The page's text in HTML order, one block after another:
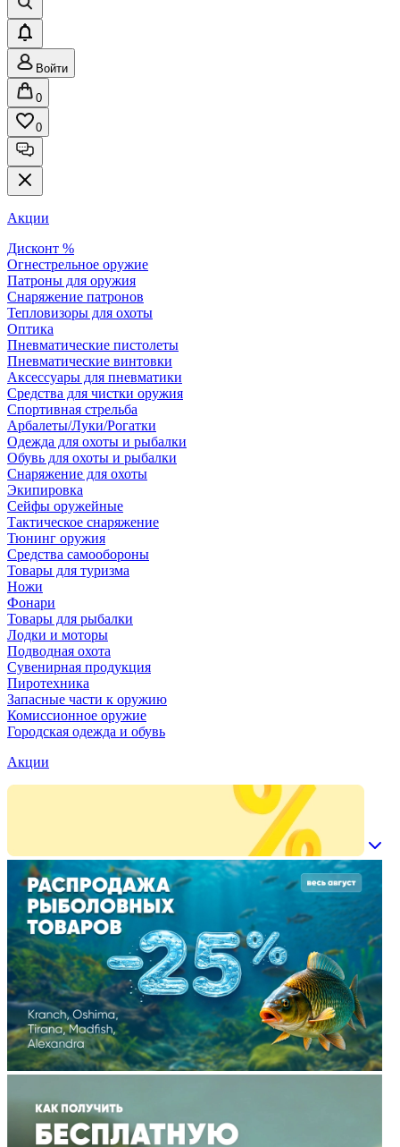
Войти
0
0
Акции
Дисконт %
Огнестрельное оружие
Патроны для оружия
Снаряжение патронов
Тепловизоры для охоты
Оптика
Пневматические пистолеты
Пневматические винтовки
Аксессуары для пневматики
Средства для чистки оружия
Спортивная стрельба
Арбалеты/Луки/Рогатки
Одежда для охоты и рыбалки
Обувь для охоты и рыбалки
Снаряжение для охоты
Экипировка
Сейфы оружейные
Тактическое снаряжение
Тюнинг оружия
Средства самообороны
Товары для туризма
Ножи
Фонари
Товары для рыбалки
Лодки и моторы
Подводная охота
Сувенирная продукция
Пиротехника
Запасные части к оружию
Комиссионное оружие
Городская одежда и обувь
Акции